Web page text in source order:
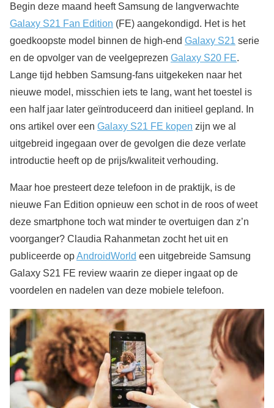
Begin deze maand heeft Samsung de langverwachte
Galaxy S21 Fan Edition (FE) aangekondigd. Het is het
goedkoopste model binnen de high-end Galaxy S21 serie
en de opvolger van de veelgeprezen Galaxy S20 FE.
Lange tijd hebben Samsung-fans uitgekeken naar het
nieuwe model, misschien iets te lang, want het toestel is
een half jaar later geïntroduceerd dan initieel gepland. In
ons artikel over een Galaxy S21 FE kopen zijn we al
uitgebreid ingegaan over de gevolgen die deze verlate
introductie heeft op de prijs/kwaliteit verhouding.
Maar hoe presteert deze telefoon in de praktijk, is de
nieuwe Fan Edition opnieuw een schot in de roos of weet
deze smartphone toch wat minder te overtuigen dan z’n
voorganger? Claudia Rahanmetan zocht het uit en
publiceerde opAndroidWorld een uitgebreide Samsung
Galaxy S21 FE review waarin ze dieper ingaat op de
voordelen en nadelen van deze mobiele telefoon.